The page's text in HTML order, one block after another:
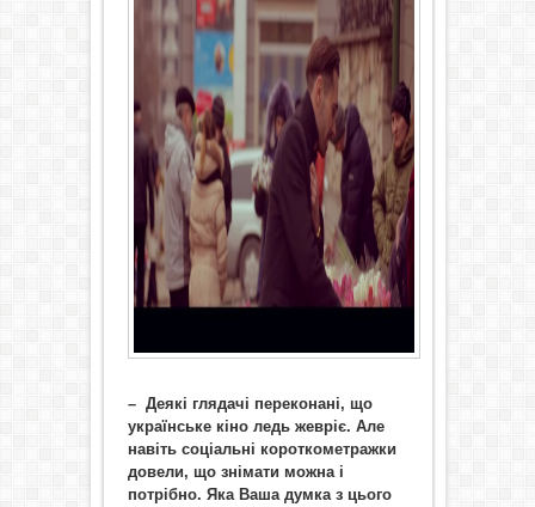
– Деякі глядачі переконані, що
українське кіно ледь жевріє. Але
навіть соціальні короткометражки
довели, що знімати можна і
потрібно. Яка Ваша думка з цього